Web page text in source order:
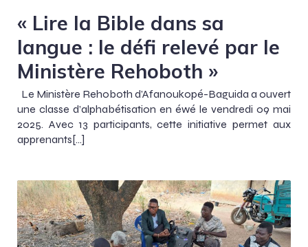
« Lire la Bible dans sa
langue : le défi relevé par le
Ministère Rehoboth »
Le Ministère Rehoboth d’Afanoukopé-Baguida a ouvert
une classe d’alphabétisation en éwé le vendredi 09 mai
2025. Avec 13 participants, cette initiative permet aux
apprenants[…]